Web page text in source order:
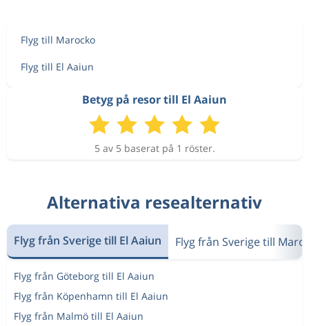
Flyg till Marocko
Flyg till El Aaiun
Betyg på resor till El Aaiun
5 av 5 baserat på 1 röster.
Alternativa resealternativ
Flyg från Sverige till El Aaiun Flyg från Sverige till
Flyg från Göteborg till El Aaiun
Flyg från Köpenhamn till El Aaiun
Flyg från Malmö till El Aaiun